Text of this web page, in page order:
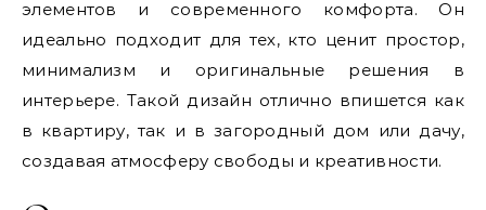
элементов и современного комфорта. Он
идеально подходит для тех, кто ценит простор,
минимализм и оригинальные решения в
интерьере. Такой дизайн отлично впишется как
в квартиру, так и в загородный дом или дачу,
создавая атмосферу свободы и креативности.